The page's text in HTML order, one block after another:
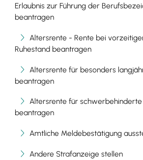
Erlaubnis zur Führung der
beantragen
Altersrente - Rente bei
Ruhestand beantragen
Altersrente für besonders
beantragen
Altersrente für
beantragen
Amtliche Meldebestätigung
Andere Strafanzeige stellen